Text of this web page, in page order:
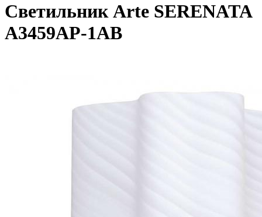
Светильник Arte SERENATA
A3459AP-1AB